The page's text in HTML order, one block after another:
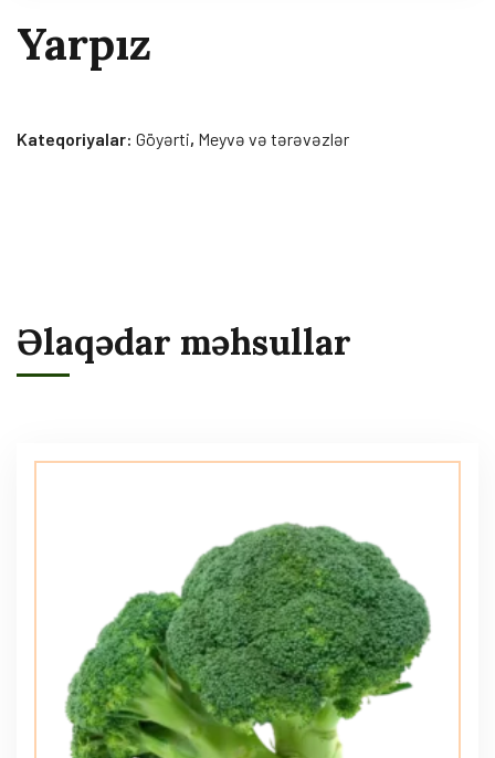
Yarpız
Kateqoriyalar: Göyərti, Meyvə və tərəvəzlər
Əlaqədar məhsullar